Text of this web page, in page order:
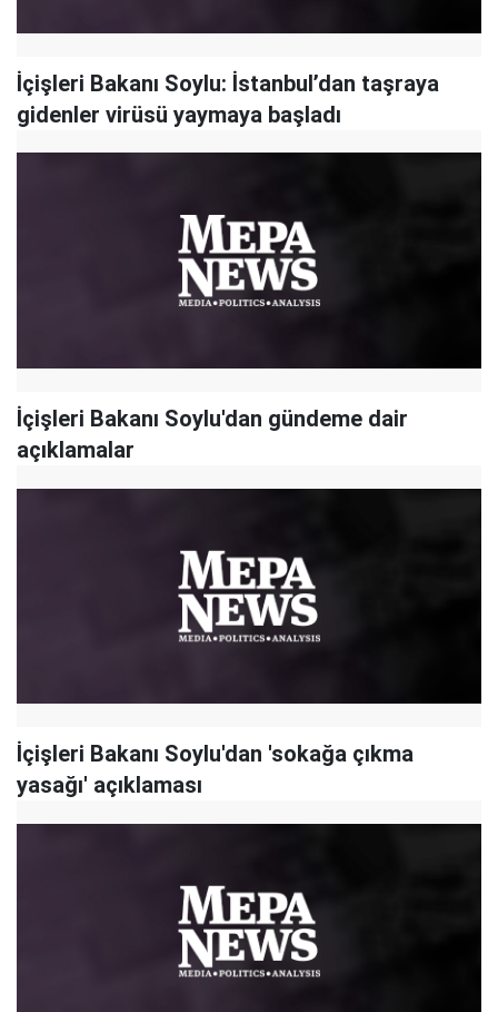
İçişleri Bakanı Soylu: İstanbul’dan taşraya
gidenler virüsü yaymaya başladı
İçişleri Bakanı Soylu'dan gündeme dair
açıklamalar
İçişleri Bakanı Soylu'dan 'sokağa çıkma
yasağı' açıklaması